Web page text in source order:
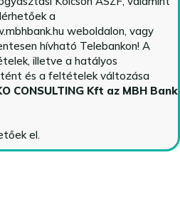
a
weboldalon, vagy
hívható Telebankon! A
illetve a hatályos
és a feltételek változása
CONSULTING Kft az MBH Bank
el.